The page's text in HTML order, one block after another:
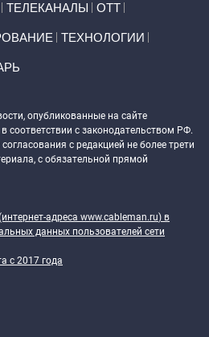
ТЕЛЕКАНАЛЫ ОТТ
ТЕХНОЛОГИИ
опубликованные на сайте
соответствии с законодательством РФ.
с редакцией не более трети
с обязательной прямой
адреса www.cableman.ru) в
данных пользователей сети
c 2017 года